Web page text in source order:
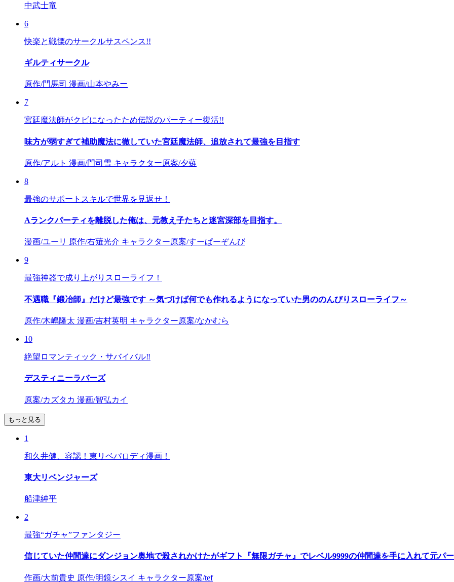
中武士竜
6
快楽と戦慄のサークルサスペンス!!
ギルティサークル
原作/門馬司 漫画/山本やみー
7
宮廷魔法師がクビになったため伝説のパーティー復活!!
味方が弱すぎて補助魔法に徹していた宮廷魔法師、追放されて最強を目指す
原作/アルト 漫画/門司雪 キャラクター原案/夕薙
8
最強のサポートスキルで世界を見返せ！
Aランクパーティを離脱した俺は、元教え子たちと迷宮深部を目指す。
漫画/ユーリ 原作/右薙光介 キャラクター原案/すーぱーぞんび
9
最強神器で成り上がりスローライフ！
不遇職『鍛冶師』だけど最強です ～気づけば何でも作れるようになっていた男ののんびりスローライフ～
原作/木嶋隆太 漫画/吉村英明 キャラクター原案/なかむら
10
絶望ロマンティック・サバイバル‼
デスティニーラバーズ
原案/カズタカ 漫画/智弘カイ
もっと見る
1
和久井健、容認！東リベパロディ漫画！
東大リベンジャーズ
船津紳平
2
最強“ガチャ”ファンタジー
信じていた仲間達にダンジョン奥地で殺されかけたがギフト『無限ガチャ』でレベル9999の仲間達を手に入れて元パ
作画/大前貴史 原作/明鏡シスイ キャラクター原案/tef